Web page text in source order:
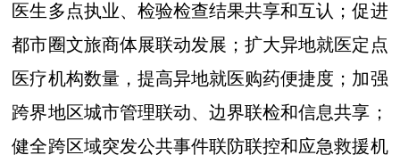
医生多点执业、检验检查结果共享和互认；促进
都市圈文旅商体展联动发展；扩大异地就医定点
医疗机构数量，提高异地就医购药便捷度；加强
跨界地区城市管理联动、边界联检和信息共享；
健全跨区域突发公共事件联防联控和应急救援机